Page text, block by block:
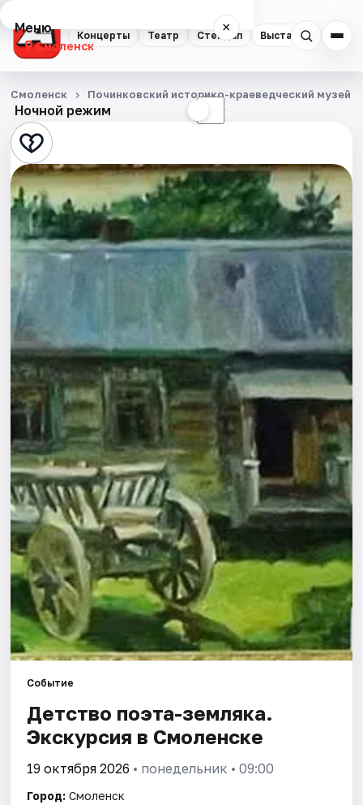
Концерты Театр Стендап Выставки
Меню ×
Смоленск
Концерты
Театр
Стендап
Выставки
Экскурсии
Спорт
События
Города
Площадки
Артисты
Рейтинги
Ночной режим ☾
Смоленск Починковский историко-краеведческий музей
Событие
Детство поэта-земляка.
Экскурсия в Смоленске
19 октября 2026 • понедельник • 09:00
Город: Смоленск